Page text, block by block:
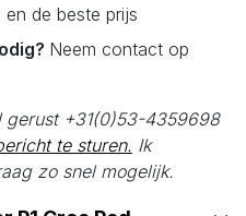
de beste prijs
Neem contact op
gerust +31(0)53-4359698
te sturen. Ik
zo snel mogelijk.